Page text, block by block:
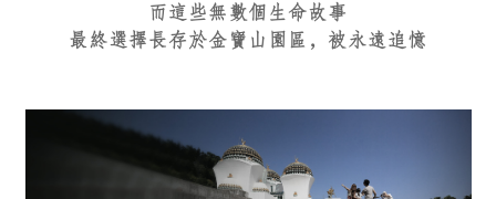
而這些無數個生命故事
最終選擇長存於金寶山園區，被永遠追憶